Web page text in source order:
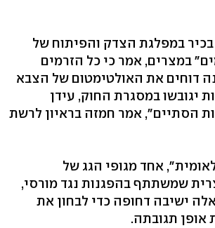
במפלגת הצדק והפיתוח של
במצרים, אמר כי כל הזרמים
דוחים את האולטימטום של הצבא
יגובשו במסגרת החוק, עידן
הסתיים", אמר חמזה בראיון לרשת
אחד מגופי הגג של
שמשתתף בהפגנות נגד מורסי,
ישיבה דחופה כדי לבחון את
אופן תגובתה.